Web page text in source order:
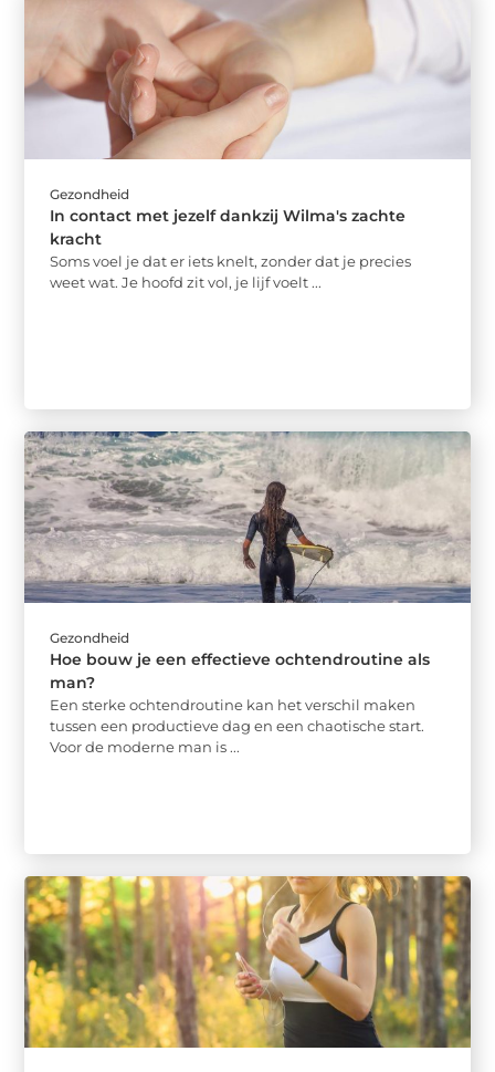
Gezondheid
In contact met jezelf dankzij Wilma's zachte
kracht
Soms voel je dat er iets knelt, zonder dat je precies
weet wat. Je hoofd zit vol, je lijf voelt ...
Gezondheid
Hoe bouw je een effectieve ochtendroutine als
man?
Een sterke ochtendroutine kan het verschil maken
tussen een productieve dag en een chaotische start.
Voor de moderne man is ...